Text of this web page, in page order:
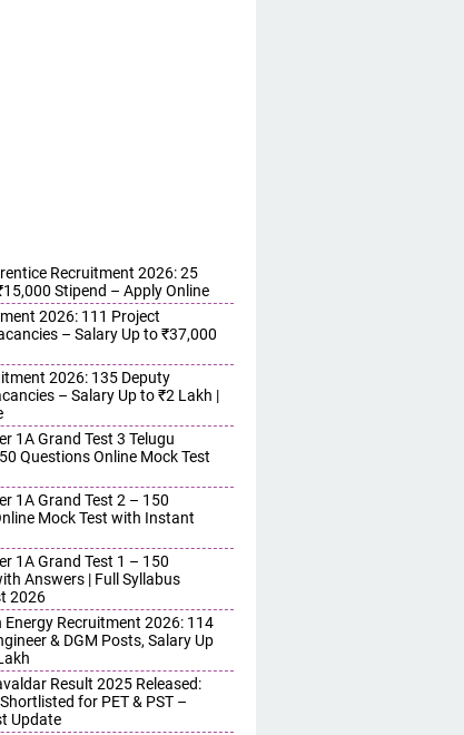
Recruitment 2026: 25
Stipend – Apply Online
2026: 111 Project
– Salary Up to ₹37,000
2026: 135 Deputy
– Salary Up to ₹2 Lakh |
1A Grand Test 3 Telugu
Questions Online Mock Test
1A Grand Test 2 – 150
Mock Test with Instant
1A Grand Test 1 – 150
Answers | Full Syllabus
2026
Energy Recruitment 2026: 114
& DGM Posts, Salary Up
Result 2025 Released:
for PET & PST –
Update